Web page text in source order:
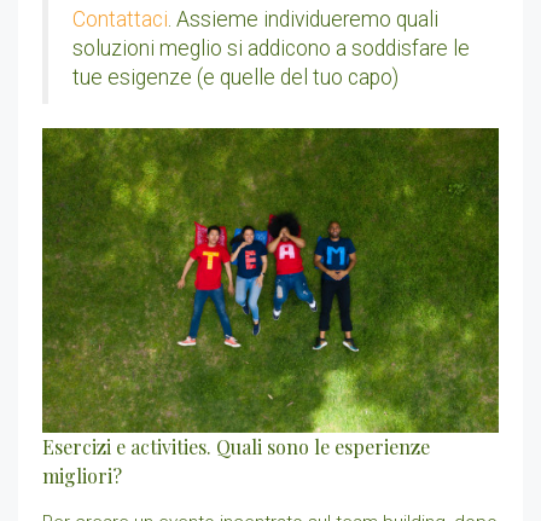
Contattaci . Assieme individueremo quali
soluzioni meglio si addicono a soddisfare le
tue esigenze (e quelle del tuo capo)
Esercizi e activities. Quali sono le esperienze
migliori?